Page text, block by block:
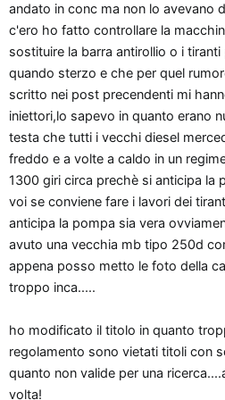
o
n
e
andato in conc ma non lo avevano
c'ero ho fatto controllare la
sostituire la barra antirollio o i
quando sterzo e che per quel
scritto nei post precendenti mi
iniettori,lo sapevo in quanto erano
testa che tutti i vecchi diesel
freddo e a volte a caldo in un
1300 giri circa prechè si anticipa la
voi se conviene fare i lavori dei
anticipa la pompa sia vera
avuto una vecchia mb tipo 250d
appena posso metto le foto della
troppo inca.....
ho modificato il titolo in quanto
regolamento sono vietati titoli con
quanto non valide per una
volta!